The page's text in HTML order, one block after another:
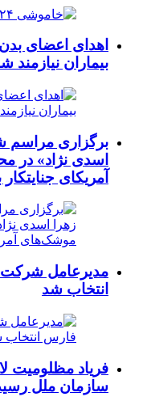
اهدای اعضای
بیماران نیازمند
برگزاری مراسم
اسدی نژاد»
آمریکای جنایتکار
مدیرعامل شرکت
انتخاب شد
فریاد مظلومیت
سازمان ملل